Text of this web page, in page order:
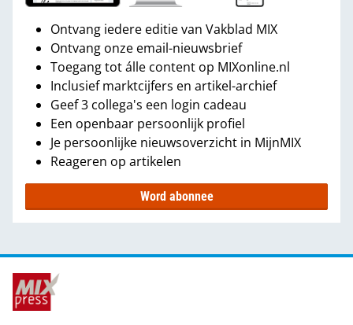
Ontvang iedere editie van Vakblad MIX
Ontvang onze email-nieuwsbrief
Toegang tot álle content op MIXonline.nl
Inclusief marktcijfers en artikel-archief
Geef 3 collega's een login cadeau
Een openbaar persoonlijk profiel
Je persoonlijke nieuwsoverzicht in MijnMIX
Reageren op artikelen
Word abonnee